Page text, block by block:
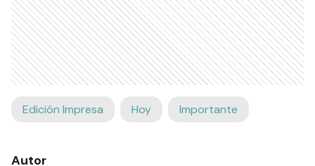
Edición Impresa Hoy Importante
Autor